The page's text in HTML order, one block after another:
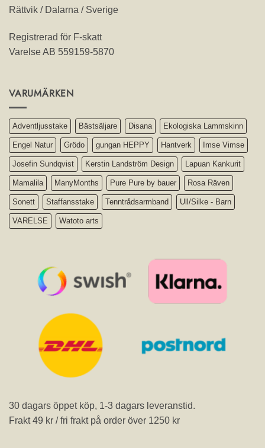
Rättvik / Dalarna / Sverige
Registrerad för F-skatt
Varelse AB 559159-5870
VARUMÄRKEN
Adventljusstake Bästsäljare Disana Ekologiska Lammskinn
Engel Natur Grödo gungan HEPPY Hantverk Imse Vimse
Josefin Sundqvist Kerstin Landström Design Lapuan Kankurit
Mamalila ManyMonths Pure Pure by bauer Rosa Räven
Sonett Staffansstake Tenntrådsarmband Ull/Silke - Barn
VARELSE Watoto arts
30 dagars öppet köp, 1-3 dagars leveranstid.
Frakt 49 kr / fri frakt på order över 1250 kr